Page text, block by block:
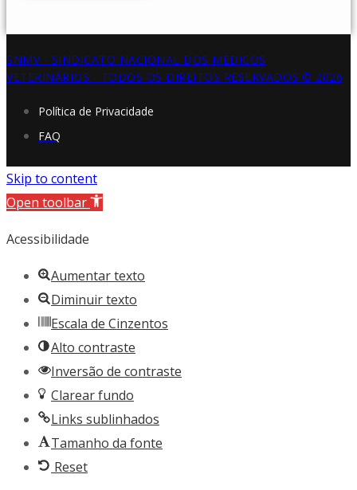
SNMV - SINDICATO NACIONAL DOS MÉDICOS
VETERINÁRIOS - TODOS OS DIREITOS RESERVADOS © 2026
Política de Privacidade
FAQ
Skip to content
Open toolbar
Acessibilidade
Aumentar texto
Diminuir texto
Escala de Cinzentos
Alto contraste
Inversão de contraste
Clarear fundo
Links sublinhados
Tamanho da fonte
Reset